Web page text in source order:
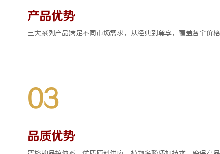
产品优势
三大系列产品满足不同市场需求，从经典到尊享，覆盖各个价
03
品质优势